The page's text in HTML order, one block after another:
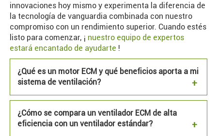
innovaciones hoy mismo y experimenta la diferencia de
la tecnología de vanguardia combinada con nuestro
compromiso con un rendimiento superior. Cuando estés
listo para comenzar, ¡ nuestro equipo de expertos
estará encantado de ayudarte !
¿Qué es un motor ECM y qué beneficios aporta a mi
sistema de ventilación?
¿Cómo se compara un ventilador ECM de alta
eficiencia con un ventilador estándar?